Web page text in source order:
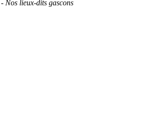
Nos lieux-dits gascons